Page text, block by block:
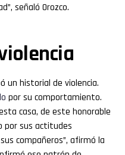
señaló Orozco.
un historial de violencia.
por su comportamiento.
casa, de este honorable
por sus actitudes
compañeros”, afirmó la